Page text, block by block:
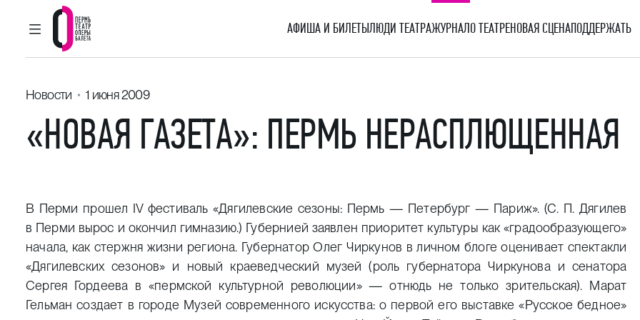
ГЛАВНОЕ МЕНЮ
Пермский театр оперы и балета
АФИША И БИЛЕТЫЛЮДИ ТЕАТРАЖУРНАЛО ТЕАТРЕНОВАЯ СЦЕНАПОДДЕРЖАТЬ
Новости 1 июня 2009
«НОВАЯ ГАЗЕТА»: ПЕРМЬ НЕРАСПЛЮЩЕННАЯ
В Перми прошел IV фестиваль «Дягилевские сезоны: Пермь — Петербург — Париж». (С. П. Дягилев
в Перми вырос и окончил гимназию.) Губернией заявлен приоритет культуры как «градообразующего»
начала, как стержня жизни региона. Губернатор Олег Чиркунов в личном блоге оценивает спектакли
«Дягилевских сезонов» и новый краеведческий музей (роль губернатора Чиркунова и сенатора
Сергея Гордеева в «пермской культурной революции» — отнюдь не только зрительская). Марат
Гельман создает в городе Музей современного искусства: о первой его выставке «Русское бедное»